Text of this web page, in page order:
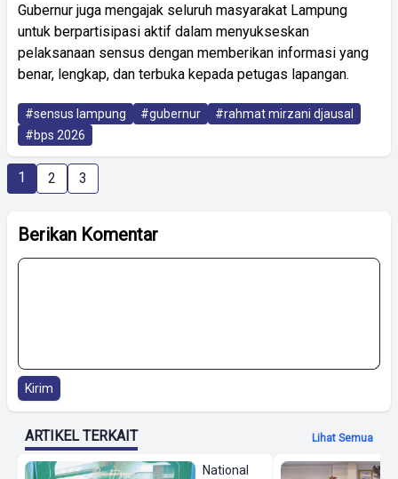
Gubernur juga mengajak seluruh masyarakat Lampung
untuk berpartisipasi aktif dalam menyukseskan
pelaksanaan sensus dengan memberikan informasi yang
benar, lengkap, dan terbuka kepada petugas lapangan.
#sensus lampung #gubernur
#rahmat mirzani djausal
#bps 2026
1 2 3
Berikan Komentar
Kirim
ARTIKEL TERKAIT Lihat Semua
National